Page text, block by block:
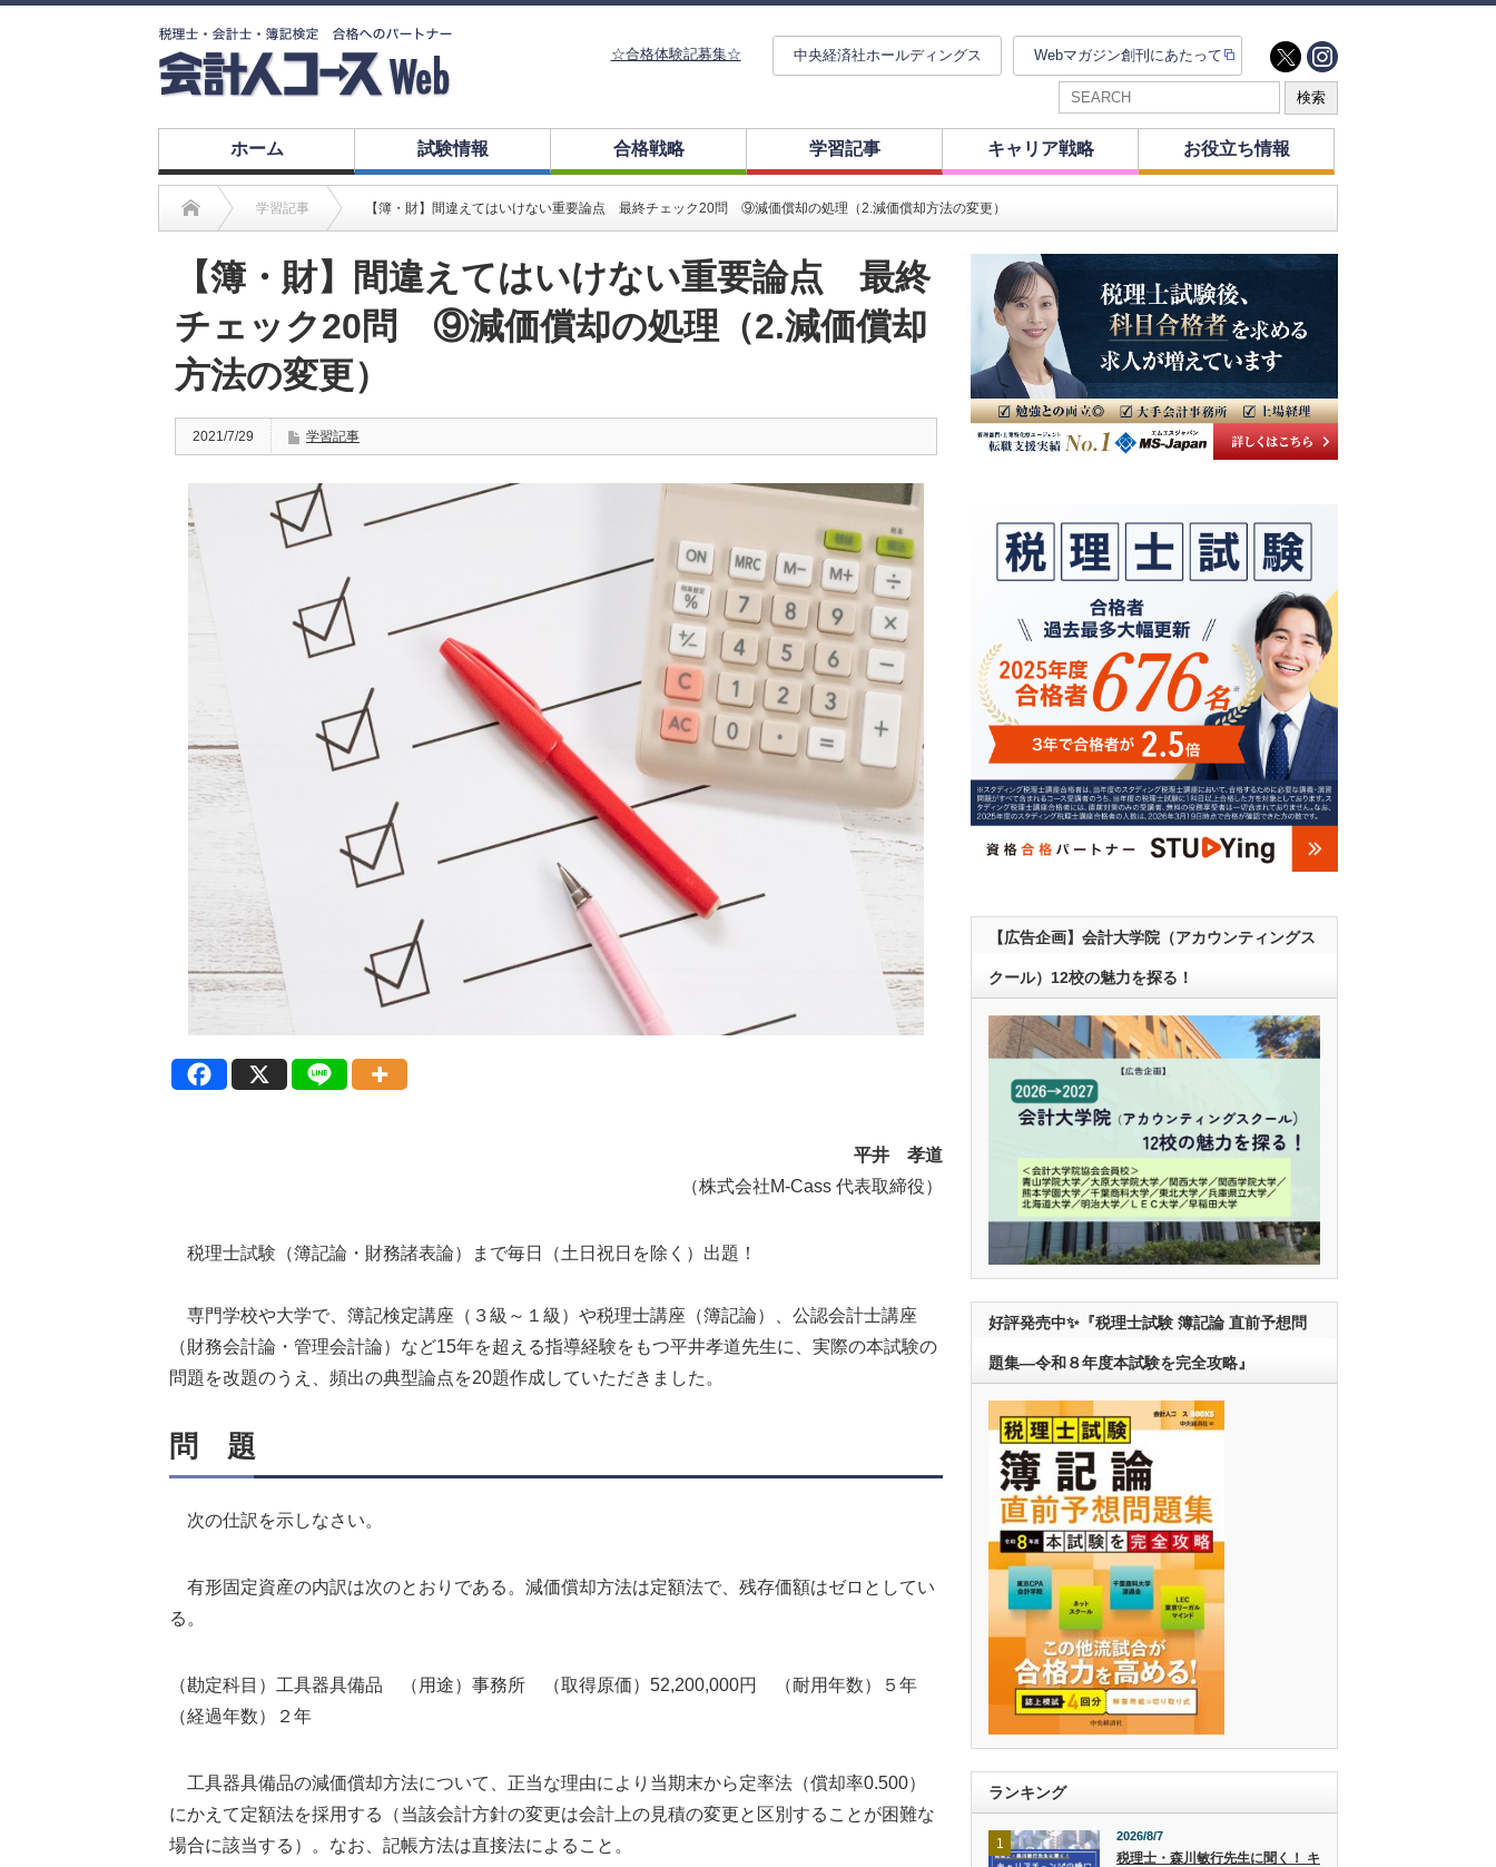
☆合格体験記募集☆ 中央経済社ホールディングス Webマガジン創刊にあたって
ホーム 試験情報 合格戦略 学習記事 キャリア戦略 お役立ち情報
学習記事 【簿・財】間違えてはいけない重要論点 最終チェック20問 ⑨減価償却の処理（2.減価償却方法の変更）
【簿・財】間違えてはいけない重要論点 最終
チェック20問 ⑨減価償却の処理（2.減価償却
方法の変更）
2021/7/29 学習記事
平井 孝道
（株式会社M-Cass 代表取締役）
税理士試験（簿記論・財務諸表論）まで毎日（土日祝日を除く）出題！
専門学校や大学で、簿記検定講座（３級～１級）や税理士講座（簿記論）、公認会計士講座
（財務会計論・管理会計論）など15年を超える指導経験をもつ平井孝道先生に、実際の本試験の
問題を改題のうえ、頻出の典型論点を20題作成していただきました。
問 題
次の仕訳を示しなさい。
有形固定資産の内訳は次のとおりである。減価償却方法は定額法で、残存価額はゼロとしてい
る。
（勘定科目）工具器具備品 （用途）事務所 （取得原価）52,200,000円 （耐用年数）５年
（経過年数）２年
工具器具備品の減価償却方法について、正当な理由により当期末から定率法（償却率0.500）
にかえて定額法を採用する（当該会計方針の変更は会計上の見積の変更と区別することが困難な
場合に該当する）。なお、記帳方法は直接法によること。
【広告企画】会計大学院（アカウンティングス
クール）12校の魅力を探る！
好評発売中✨『税理士試験 簿記論 直前予想問
題集―令和８年度本試験を完全攻略』
ランキング
1 2026/8/7
税理士・森川敏行先生に聞く！ キ